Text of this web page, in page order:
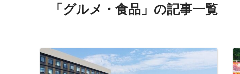
「グルメ・食品」の記事一覧